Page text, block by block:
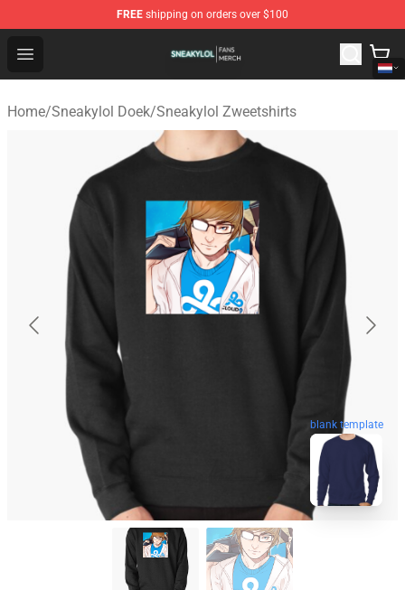
FREE shipping on orders over $100
Open menu
Sneakylol Shop - Official Sneakylol Merchandise Store
Home/Sneakylol Doek/Sneakylol Zweetshirts
blank template